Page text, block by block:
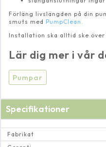
Förläng livslängden på din
smuts med PumpClean.
Installation ska alltid ske
Lär dig mer i vår
Pumpar
Specifikationer
Fabrikat